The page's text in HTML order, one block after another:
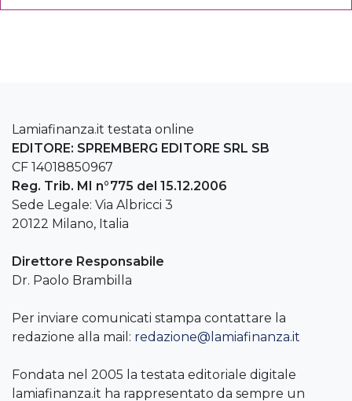
Lamiafinanza.it testata online
EDITORE: SPREMBERG EDITORE SRL SB
CF 14018850967
Reg. Trib. MI n°775 del 15.12.2006
Sede Legale: Via Albricci 3
20122 Milano, Italia
Direttore Responsabile
Dr. Paolo Brambilla
Per inviare comunicati stampa contattare la
redazione alla mail: redazione@lamiafinanza.it
Fondata nel 2005 la testata editoriale digitale
lamiafinanza.it ha rappresentato da sempre un